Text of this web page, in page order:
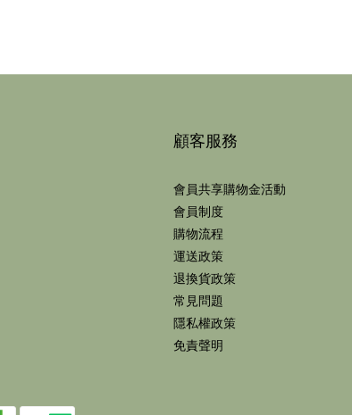
顧客服務
會員共享購物金活動
會員制度
購物流程
運送政策
退換貨政策
常見問題
隱私權政策
免責聲明